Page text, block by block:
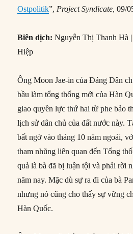
Ostpolitik”, Project Syndicate,09/
Biên dịch:Nguyễn Thị Thanh Hà
Hiệp
Ông Moon Jae-in của Đảng Dân
bầu làm tổng thống mới của Hàn
giao quyền lực thứ hai từ phe bảo
lịch sử dân chủ của đất nước này.
bất ngờ vào tháng 10 năm ngoái,
tham nhũng liên quan đến Tổng
quả là bà đã bị luận tội và phải rời
năm nay. Mặc dù sự ra đi của bà
nhưng nó cũng cho thấy sự vững
Hàn Quốc.